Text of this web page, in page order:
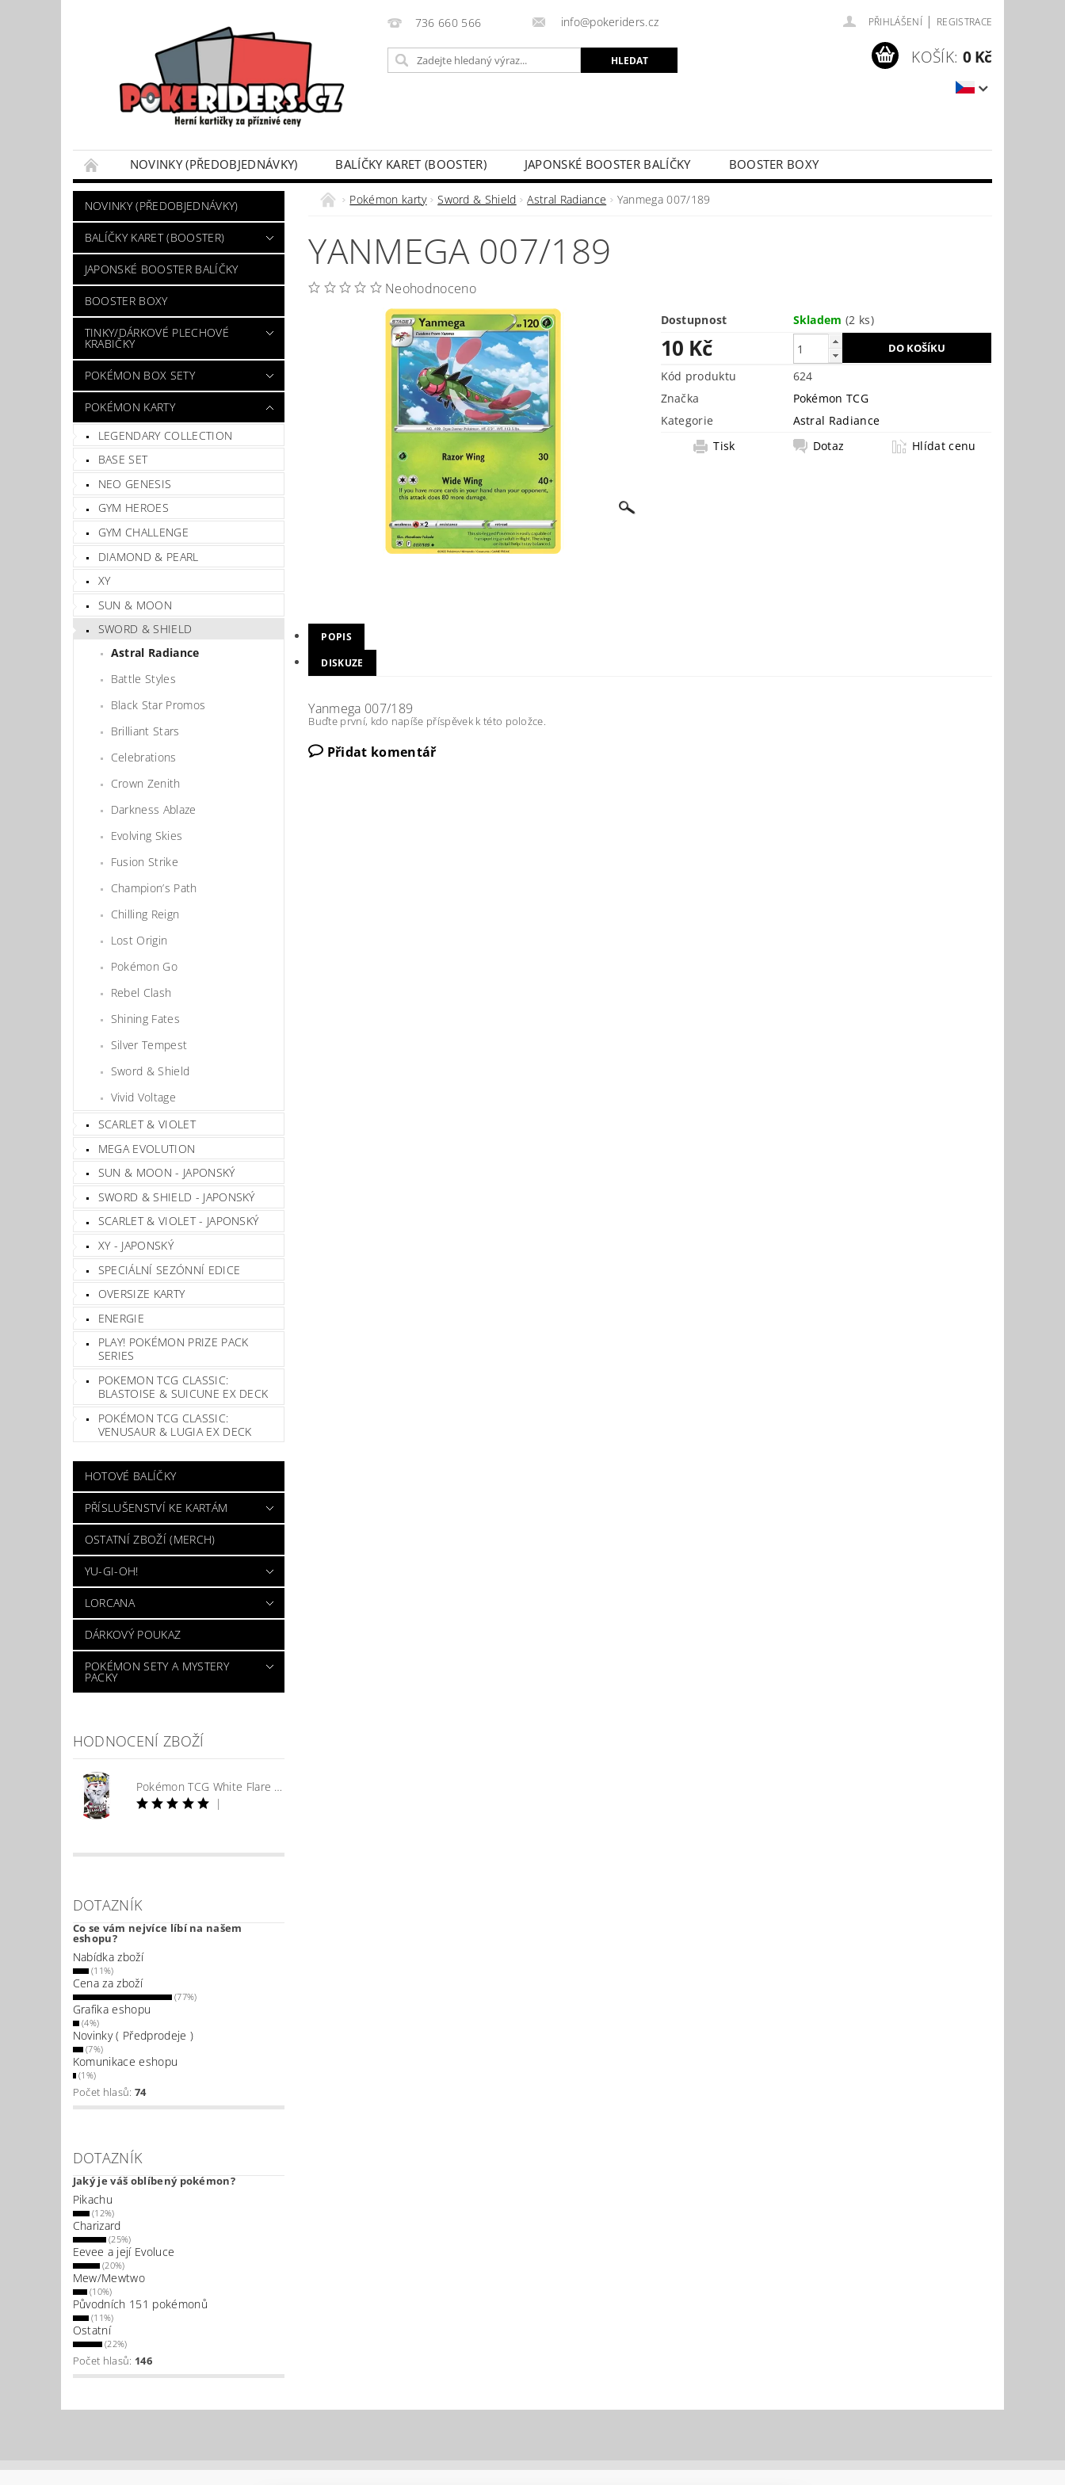
736 660 566 info@pokeriders.cz PŘIHLÁŠENÍ | REGISTRACE
KOŠÍK: 0 Kč
NOVINKY (PŘEDOBJEDNÁVKY) BALÍČKY KARET (BOOSTER) JAPONSKÉ BOOSTER BALÍČKY
BOOSTER BOXY
POKÉMON BOX SETY
TINKY/DÁRKOVÉ PLECHOVÉ KRABIČKY POKÉMON KARTY HOTOVÉ BALÍČKY
VÝKUP POKÉMON KARET
DÁRKOVÝ POUKAZ
NOVINKY (PŘEDOBJEDNÁVKY)
BALÍČKY KARET (BOOSTER)
JAPONSKÉ BOOSTER BALÍČKY
BOOSTER BOXY
TINKY/DÁRKOVÉ PLECHOVÉ
KRABIČKY
POKÉMON BOX SETY
POKÉMON KARTY
LEGENDARY COLLECTION
BASE SET
NEO GENESIS
GYM HEROES
GYM CHALLENGE
DIAMOND & PEARL
XY
SUN & MOON
SWORD & SHIELD
Astral Radiance
Battle Styles
Black Star Promos
Brilliant Stars
Celebrations
Crown Zenith
Darkness Ablaze
Evolving Skies
Fusion Strike
Champion’s Path
Chilling Reign
Lost Origin
Pokémon Go
Rebel Clash
Shining Fates
Silver Tempest
Sword & Shield
Vivid Voltage
SCARLET & VIOLET
MEGA EVOLUTION
SUN & MOON - JAPONSKÝ
SWORD & SHIELD - JAPONSKÝ
SCARLET & VIOLET - JAPONSKÝ
XY - JAPONSKÝ
SPECIÁLNÍ SEZÓNNÍ EDICE
OVERSIZE KARTY
ENERGIE
PLAY! POKÉMON PRIZE PACK
SERIES
POKEMON TCG CLASSIC:
BLASTOISE & SUICUNE EX DECK
POKÉMON TCG CLASSIC:
VENUSAUR & LUGIA EX DECK
HOTOVÉ BALÍČKY
PŘÍSLUŠENSTVÍ KE KARTÁM
OSTATNÍ ZBOŽÍ (MERCH)
YU-GI-OH!
LORCANA
DÁRKOVÝ POUKAZ
POKÉMON SETY A MYSTERY
PACKY
HODNOCENÍ ZBOŽÍ
Pokémon TCG White Flare Booster
|
DOTAZNÍK
Co se vám nejvíce líbí na našem
eshopu?
Nabídka zboží
(11%)
Cena za zboží
(77%)
Grafika eshopu
(4%)
Novinky ( Předprodeje )
(7%)
Komunikace eshopu
(1%)
Počet hlasů: 74
DOTAZNÍK
Jaký je váš oblíbený pokémon?
Pikachu
(12%)
Charizard
(25%)
Eevee a její Evoluce
(20%)
Mew/Mewtwo
(10%)
Původních 151 pokémonů
(11%)
Ostatní
(22%)
Počet hlasů: 146
Pokémon karty Sword & Shield Astral Radiance Yanmega 007/189
YANMEGA 007/189
Neohodnoceno
Dostupnost Skladem(2 ks)
10 Kč
Kód produktu
624
Značka
Pokémon TCG
Kategorie
Astral Radiance
Tisk
Dotaz Hlídat cenu
POPIS
DISKUZE
Yanmega 007/189
Buďte první, kdo napíše příspěvek k této položce.
Přidat komentář